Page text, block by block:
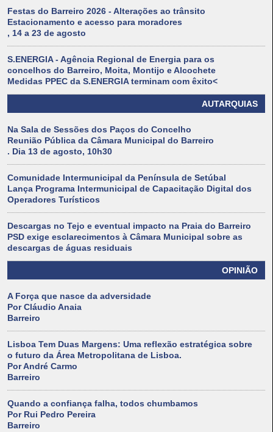
Festas do Barreiro 2026 - Alterações ao trânsito
Estacionamento e acesso para moradores
, 14 a 23 de agosto
S.ENERGIA - Agência Regional de Energia para os
concelhos do Barreiro, Moita, Montijo e Alcochete
Medidas PPEC da S.ENERGIA terminam com êxito<
AUTARQUIAS
Na Sala de Sessões dos Paços do Concelho
Reunião Pública da Câmara Municipal do Barreiro
. Dia 13 de agosto, 10h30
Comunidade Intermunicipal da Península de Setúbal
Lança Programa Intermunicipal de Capacitação Digital dos
Operadores Turísticos
Descargas no Tejo e eventual impacto na Praia do Barreiro
PSD exige esclarecimentos à Câmara Municipal sobre as
descargas de águas residuais
OPINIÃO
A Força que nasce da adversidade
Por Cláudio Anaia
Barreiro
Lisboa Tem Duas Margens: Uma reflexão estratégica sobre
o futuro da Área Metropolitana de Lisboa.
Por André Carmo
Barreiro
Quando a confiança falha, todos chumbamos
Por Rui Pedro Pereira
Barreiro